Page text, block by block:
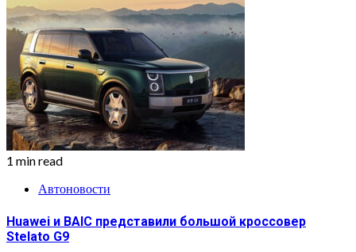
1 min read
Автоновости
Huawei и BAIC представили большой кроссовер
Stelato G9